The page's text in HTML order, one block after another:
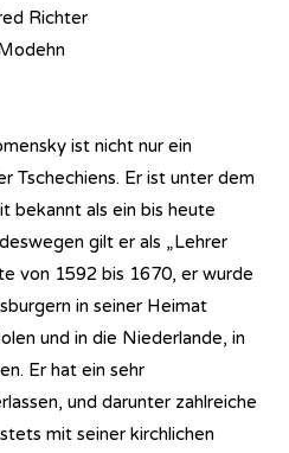
Richter
ist nicht nur ein
Tschechiens. Er ist unter dem
bekannt als ein bis heute
gilt er als „Lehrer
von 1592 bis 1670, er wurde
in seiner Heimat
und in die Niederlande, in
Er hat ein sehr
und darunter zahlreiche
mit seiner kirchlichen